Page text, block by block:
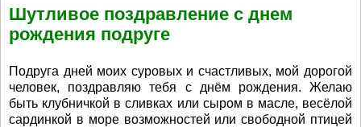
Шутливое поздравление с днем
рождения подруге
Подруга дней моих суровых и счастливых, мой дорогой
человек, поздравляю тебя с днём рождения. Желаю
быть клубничкой в сливках или сыром в масле, весёлой
сардинкой в море возможностей или свободной птицей